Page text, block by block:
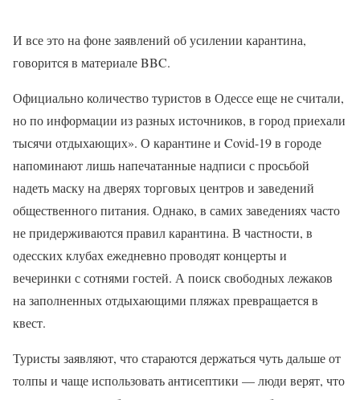
И все это на фоне заявлений об усилении карантина,
говорится в материале BBC.
Официально количество туристов в Одессе еще не считали,
но по информации из разных источников, в город приехали
тысячи отдыхающих». О карантине и Covid-19 в городе
напоминают лишь напечатанные надписи с просьбой
надеть маску на дверях торговых центров и заведений
общественного питания. Однако, в самих заведениях часто
не придерживаются правил карантина. В частности, в
одесских клубах ежедневно проводят концерты и
вечеринки с сотнями гостей. А поиск свободных лежаков
на заполненных отдыхающими пляжах превращается в
квест.
Туристы заявляют, что стараются держаться чуть дальше от
толпы и чаще использовать антисептики — люди верят, что